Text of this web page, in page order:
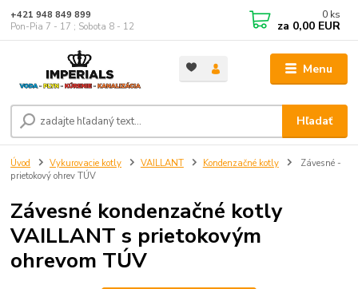
Menu
Hľadať
+421 948 849 899
Pon-Pia 7 - 17 ; Sobota 8 - 12
0 ks
za 0,00 EUR
Úvod Vykurovacie kotly VAILLANT Kondenzačné kotly
Závesné -
prietokový ohrev TÚV
Závesné kondenzačné kotly
VAILLANT s prietokovým
ohrevom TÚV